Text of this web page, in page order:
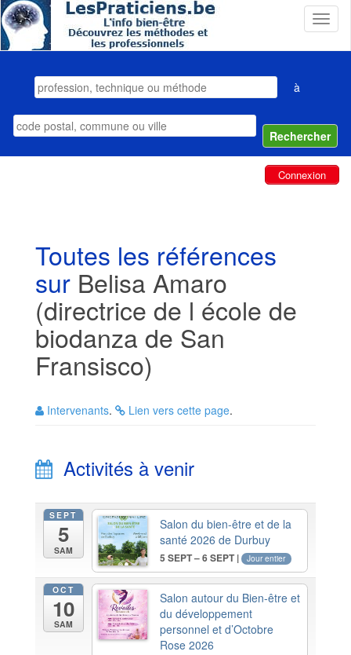
T
o
g
a
v
i
g
à
Connexion
Toutes les références
sur Belisa Amaro
(directrice de l école de
biodanza de San
Fransisco)
Intervenants. Lien vers cette page.
Activités à venir
SEPT
5
SAM
Salon du bien-être et de la
santé 2026 de Durbuy
5 SEPT – 6 SEPT | Jour entier
OCT
10
SAM
Salon autour du Bien-être et
du développement
personnel et d’Octobre
Rose 2026